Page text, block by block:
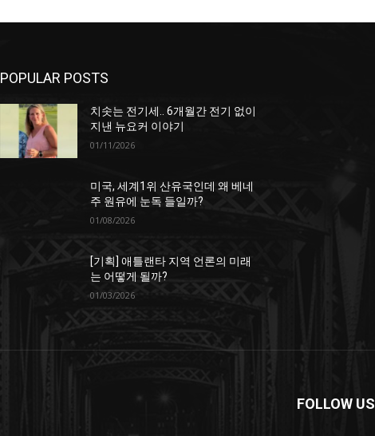
POPULAR POSTS
치솟는 전기세.. 6개월간 전기 없이
지낸 뉴요커 이야기
01/11/2026
미국, 세계1위 산유국인데 왜 베네
주 원유에 눈독 들일까?
01/08/2026
[기획] 애틀랜타 지역 언론의 미래
는 어떻게 될까?
01/03/2026
FOLLOW US